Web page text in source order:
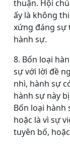
thuận. Hội
ấy là không
xứng đáng sự
hành sự.
8. Bốn loại
sự với lời đề
nhì, hành sự
hành sự này
Bốn loại hành
hoặc là vì sự
tuyên bố,